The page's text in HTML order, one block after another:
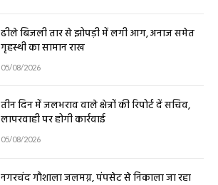
ढीले बिजली तार से झोपड़ी में लगी आग, अनाज समेत
गृहस्थी का सामान राख
05/08/2026
तीन दिन में जलभराव वाले क्षेत्रों की रिपोर्ट दें सचिव,
लापरवाही पर होगी कार्रवाई
05/08/2026
नगरचंद गौशाला जलमग्न, पंपसेट से निकाला जा रहा